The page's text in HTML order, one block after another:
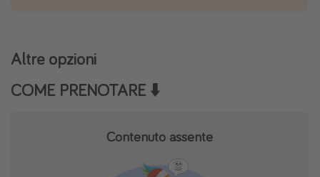
Altre opzioni
COME PRENOTARE ⬇️
Contenuto assente